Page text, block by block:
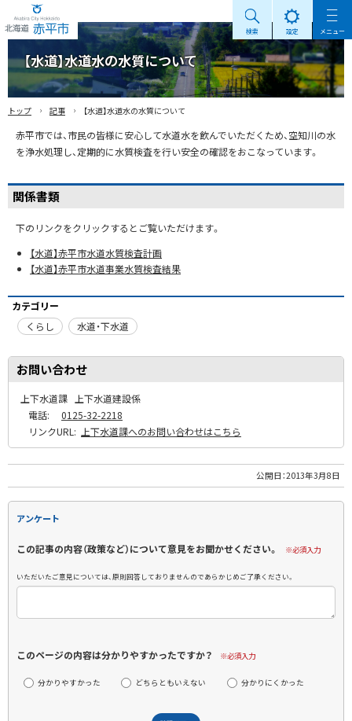
Akabira City Hokkaido 北海道 赤平市
検索 設定 メニュー
【水道】水道水の水質について
トップ › 記事 › 【水道】水道水の水質について
赤平市では、市民の皆様に安心して水道水を飲んでいただくため、空知川の水
を浄水処理し、定期的に水質検査を行い安全の確認をおこなっています。
関係書類
下のリンクをクリックするとご覧いただけます。
【水道】赤平市水道水質検査計画
【水道】赤平市水道事業水質検査結果
カテゴリー
くらし
水道・下水道
お問い合わせ
上下水道課
上下水道建設係
電話:
0125-32-2218
リンクURL:
上下水道課へのお問い合わせはこちら
公開日：2013年3月8日
アンケート
この記事の内容（政策など）について意見をお聞かせください。 ※必須入力
いただいたご意見については、原則回答しておりませんのであらかじめご了承ください。
このページの内容は分かりやすかったですか？ ※必須入力
分かりやすかった どちらともいえない 分かりにくかった